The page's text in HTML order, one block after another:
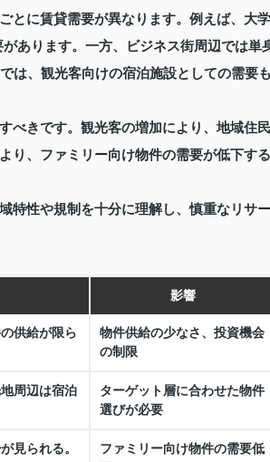
とに賃貸需要が異なります。例えば、大学
あります。一方、ビジネス街周辺では単
は、観光客向けの宿泊施設としての需要も
べきです。観光客の増加により、地域住民
り、ファミリー向け物件の需要が低下する
特性や規制を十分に理解し、慎重なリサー
影響
供給が限ら
物件供給の少なさ、投資機会
の制限
周辺は宿泊
ターゲット層に合わせた物件
選びが必要
見られる。
ファミリー向け物件の需要低